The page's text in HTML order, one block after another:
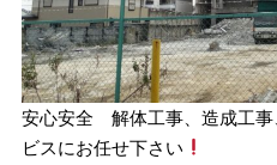
安心安全 解体工事、造成工事
ビスにお任せ下さい